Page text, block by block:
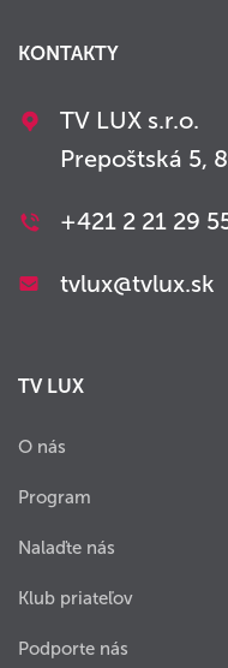
KONTAKTY
TV LUX s.r.o.
Prepoštská 5,
+421 2 21 29
tvlux@tvlux.sk
TV LUX
O nás
Program
Nalaďte nás
Klub priateľov
Podporte nás